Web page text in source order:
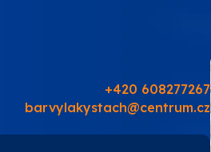
+420 608277267
barvylakystach@centrum.cz